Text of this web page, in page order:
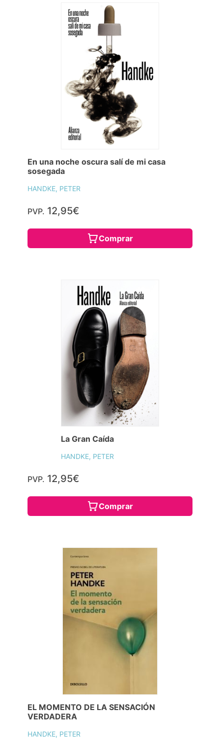
En una noche oscura salí de mi casa
sosegada
HANDKE, PETER
PVP. 12,95€
Comprar
La Gran Caída
HANDKE, PETER
PVP. 12,95€
Comprar
EL MOMENTO DE LA SENSACIÓN
VERDADERA
HANDKE, PETER